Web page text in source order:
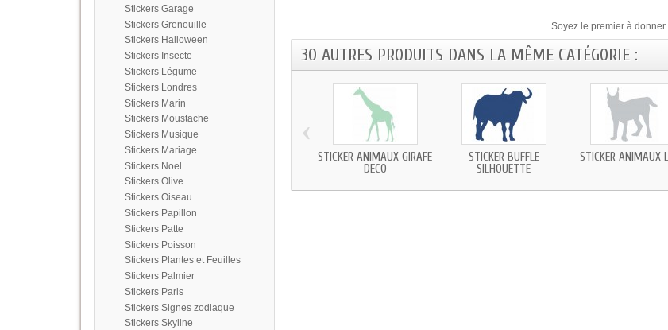
Stickers Garage
Stickers Grenouille
Stickers Halloween
Stickers Insecte
Stickers Légume
Stickers Londres
Stickers Marin
Stickers Moustache
Stickers Musique
Stickers Mariage
Stickers Noel
Stickers Olive
Stickers Oiseau
Stickers Papillon
Stickers Patte
Stickers Poisson
Stickers Plantes et Feuilles
Stickers Palmier
Stickers Paris
Stickers Signes zodiaque
Stickers Skyline
Soyez le premier à donner
30 AUTRES PRODUITS DANS LA MÊME CATÉGORIE :
STICKER ANIMAUX GIRAFE
DECO
STICKER BUFFLE
SILHOUETTE
STICKER ANIMAUX
‹